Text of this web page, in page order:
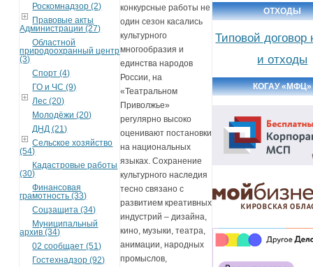
Роскомнадзор (2)
Правовые акты
Администрации (27)
Областной
природоохранный центр
(3)
Спорт (4)
ГО и ЧС (9)
Лес (20)
Молодёжи (20)
ДНД (21)
Сельское хозяйство
(54)
Кадастровые работы
(30)
Финансовая
грамотность (33)
Соцзащита (34)
Муниципальный
архив (34)
02 сообщает (51)
Гостехнадзор (92)
конкурсные работы не
один сезон касались
культурного
многообразия и
единства народов
России, на
«Театральном
Приволжье»
регулярно высоко
оценивают постановки
на национальных
языках. Сохранение
культурного наследия
тесно связано с
развитием креативных
индустрий – дизайна,
кино, музыки, театра,
анимации, народных
промыслов,
ОТХОДЫ
Типовой
и отходы
КОГАУ «МФЦ»